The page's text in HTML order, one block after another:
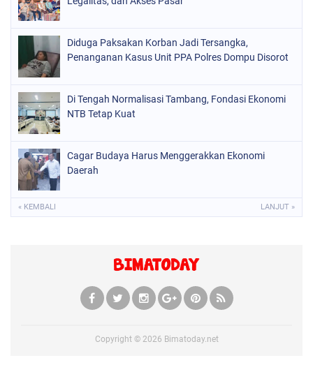
Diduga Paksakan Korban Jadi Tersangka,
Penanganan Kasus Unit PPA Polres Dompu Disorot
Di Tengah Normalisasi Tambang, Fondasi Ekonomi
NTB Tetap Kuat
Cagar Budaya Harus Menggerakkan Ekonomi
Daerah
« KEMBALI LANJUT »
Copyright © 2026 Bimatoday.net